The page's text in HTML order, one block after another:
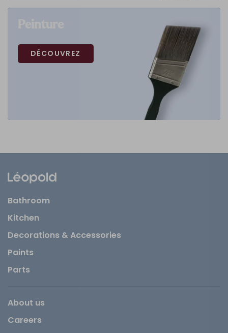
DÉCOUVREZ
Bathroom
Kitchen
Decorations & Accessories
Paints
Parts
About us
Careers